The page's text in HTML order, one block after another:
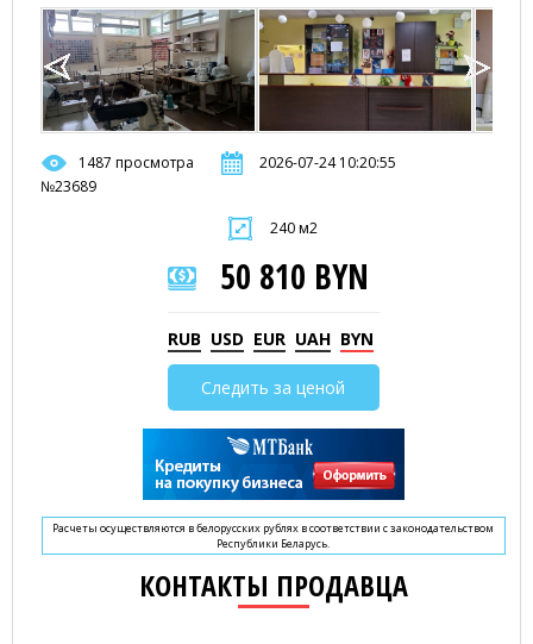
1487 просмотра
2026-07-24 10:20:55
№23689
240 м2
50 810 BYN
RUB USD EUR UAH BYN
Следить за ценой
Расчеты осуществляются в белорусских рублях в соответствии с законодательством
Республики Беларусь.
КОНТАКТЫ ПРОДАВЦА